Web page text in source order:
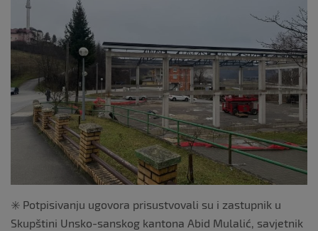
✳️ Potpisivanju ugovora prisustvovali su i zastupnik u
Skupštini Unsko-sanskog kantona Abid Mulalić, savjetnik